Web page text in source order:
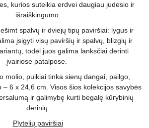
kurios suteikia erdvei daugiau judesio ir
išraiškingumo.
spalvų ir dviejų tipų paviršiai: lygus ir
įsigyti visų paviršių ir spalvų, blizgių ir
todėl juos galima lanksčiai derinti
įvairiose patalpose.
molio, puikiai tinka sienų dangai, pailgo,
– 6 x 24,6 cm. Visos šios kolekcijos savybės
ir galimybę kurti begalę kūrybinių
derinių.
Plytelių paviršiai